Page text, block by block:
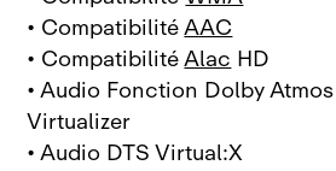
• CompatibilitéAAC
• CompatibilitéAlacHD
• Audio Fonction Dolby
Virtualizer
• Audio DTS Virtual:X